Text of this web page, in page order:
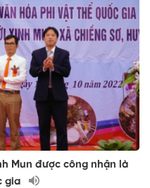
Mun được công nhận là
gia